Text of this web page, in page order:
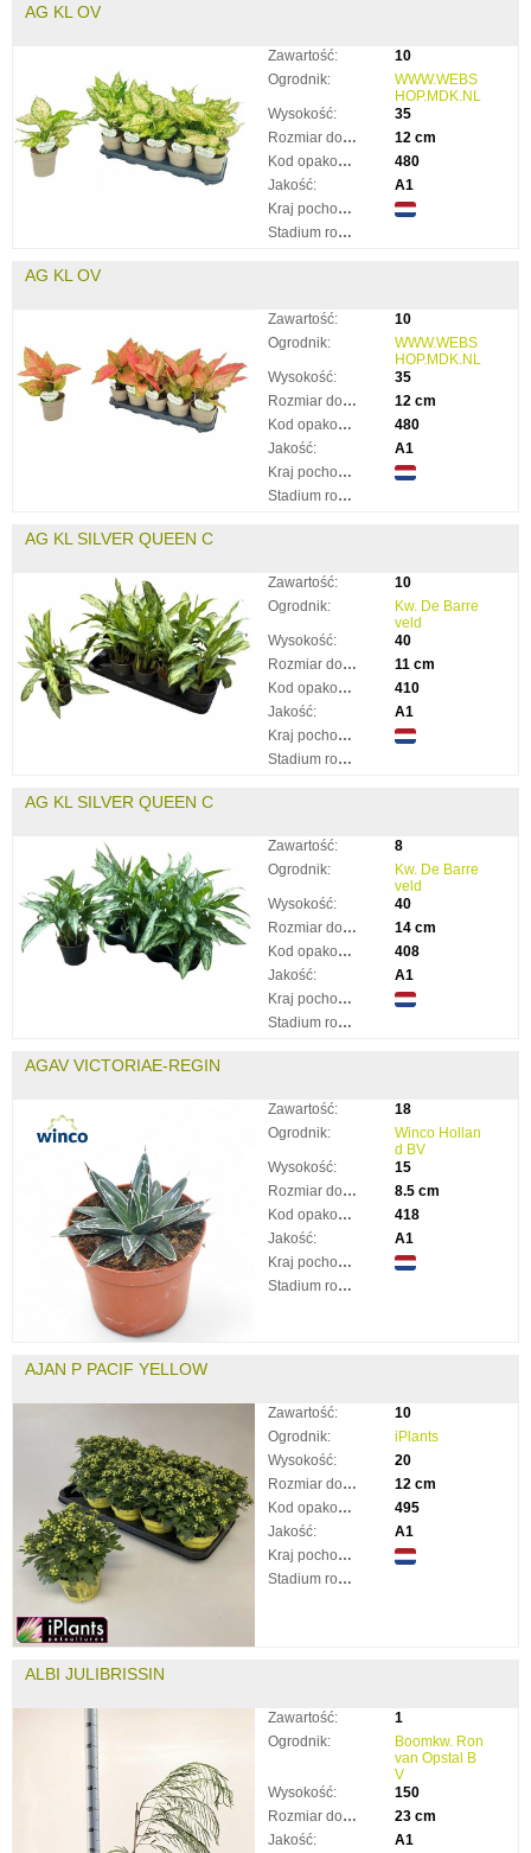
AG KL OV
Zawartość:
10
Ogrodnik:
WWW.WEBS
HOP.MDK.NL
Wysokość:
35
Rozmiar doniczki:
12 cm
Kod opakowania:
480
Jakość:
A1
Kraj pochodzenia:
Stadium rozkwitnięcia:
AG KL OV
Zawartość:
10
Ogrodnik:
WWW.WEBS
HOP.MDK.NL
Wysokość:
35
Rozmiar doniczki:
12 cm
Kod opakowania:
480
Jakość:
A1
Kraj pochodzenia:
Stadium rozkwitnięcia:
AG KL SILVER QUEEN C
Zawartość:
10
Ogrodnik:
Kw. De Barre
veld
Wysokość:
40
Rozmiar doniczki:
11 cm
Kod opakowania:
410
Jakość:
A1
Kraj pochodzenia:
Stadium rozkwitnięcia:
AG KL SILVER QUEEN C
Zawartość:
8
Ogrodnik:
Kw. De Barre
veld
Wysokość:
40
Rozmiar doniczki:
14 cm
Kod opakowania:
408
Jakość:
A1
Kraj pochodzenia:
Stadium rozkwitnięcia:
AGAV VICTORIAE-REGIN
Zawartość:
18
Ogrodnik:
Winco Hollan
d BV
Wysokość:
15
Rozmiar doniczki:
8.5 cm
Kod opakowania:
418
Jakość:
A1
Kraj pochodzenia:
Stadium rozkwitnięcia:
AJAN P PACIF YELLOW
Zawartość:
10
Ogrodnik:
iPlants
Wysokość:
20
Rozmiar doniczki:
12 cm
Kod opakowania:
495
Jakość:
A1
Kraj pochodzenia:
Stadium rozkwitnięcia:
ALBI JULIBRISSIN
Zawartość:
1
Ogrodnik:
Boomkw. Ron
van Opstal B
V
Wysokość:
150
Rozmiar doniczki:
23 cm
Jakość:
A1